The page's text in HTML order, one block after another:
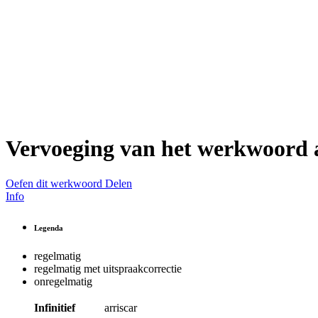
Vervoeging van het werkwoord
Oefen dit werkwoord Delen
Info
Legenda
regelmatig
regelmatig met uitspraakcorrectie
onregelmatig
Infinitief
arriscar